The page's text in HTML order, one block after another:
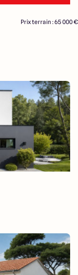
Prix terrain : 65 000 €